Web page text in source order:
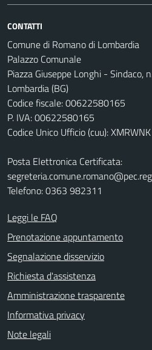
CONTATTI
Comune di Romano di Lombardia
Palazzo Comunale
Piazza Giuseppe Longhi - Sindaco,
Lombardia (BG)
Codice fiscale: 00622580165
P. IVA: 00622580165
Codice Unico Ufficio (cuu): XMRWNK
Posta Elettronica Certificata:
Telefono: 0363 982311
Leggi le FAQ
Prenotazione appuntamento
Segnalazione disservizio
Richiesta d'assistenza
Amministrazione trasparente
Informativa privacy
Note legali